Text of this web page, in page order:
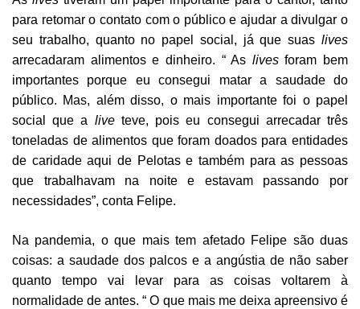
para retomar o contato com o público e ajudar a divulgar o
seu trabalho, quanto no papel social, já que suas lives
arrecadaram alimentos e dinheiro. “ As livesforam bem
importantes porque eu consegui matar a saudade do
público. Mas, além disso, o mais importante foi o papel
social que a liveteve, pois eu consegui arrecadar três
toneladas de alimentos que foram doados para entidades
de caridade aqui de Pelotas e também para as pessoas
que trabalhavam na noite e estavam passando por
necessidades”, conta Felipe.
Na pandemia, o que mais tem afetado Felipe são duas
coisas: a saudade dos palcos e a angústia de não saber
quanto tempo vai levar para as coisas voltarem à
normalidade de antes. “ O que mais me deixa apreensivo é